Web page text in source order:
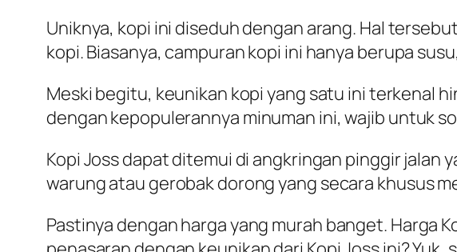
Uniknya, kopi ini diseduh dengan arang. Hal
kopi. Biasanya, campuran kopi ini hanya berupa
Meski begitu, keunikan kopi yang satu ini terkenal
dengan kepopulerannya minuman ini, wajib untuk
Kopi Joss dapat ditemui di angkringan pinggir jalan
warung atau gerobak dorong yang secara khusus
Pastinya dengan harga yang murah banget. Harga